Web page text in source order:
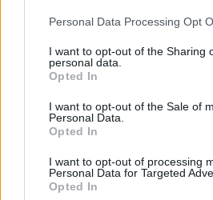
Personal Data Processing Opt
I want to opt-out of the Sharing
personal data.
Opted In
I want to opt-out of the Sale of
Personal Data.
Opted In
I want to opt-out of processing
Personal Data for Targeted
Opted In
Pateikė daugiau detalių apie iš
vaikus: jiems kilusi grėsmė
Žinios | Lietuvos diena
Vaizdai iš tragiškos avarijos
Žinios | Lietuvos diena